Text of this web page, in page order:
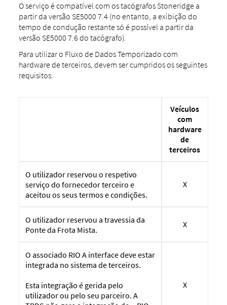
O serviço é compatível com os tacógrafos Stoneridge a
partir da versão SE5000 7.4 (no entanto, a exibição do
tempo de condução restante só é possível a partir da
versão SE5000 7.6 do tacógrafo).
Para utilizar o Fluxo de Dados Temporizado com
hardware de terceiros, devem ser cumpridos os seguintes
requisitos:
Veículos
com
hardware
de
terceiros
O utilizador reservou o respetivo
serviço do fornecedor terceiro e
aceitou os seus termos e condições.
X
O utilizador reservou a travessia da
Ponte da Frota Mista.
X
O associado RIO A interface deve estar
integrada no sistema de terceiros.
Esta integração é gerida pelo
utilizador ou pelo seu parceiro. A
X